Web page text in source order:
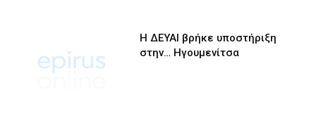
Η ΔΕΥΑΙ βρήκε υποστήριξη
στην… Ηγουμενίτσα